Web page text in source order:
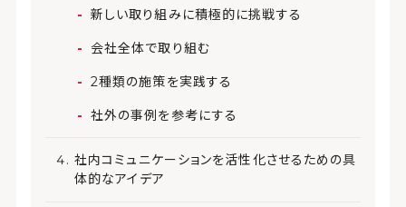
新しい取り組みに積極的に挑戦する
会社全体で取り組む
2種類の施策を実践する
社外の事例を参考にする
社内コミュニケーションを活性化させるための具
体的なアイデア